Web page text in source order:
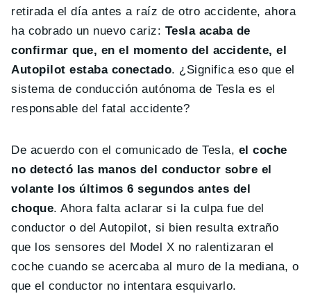
retirada el día antes a raíz de otro accidente, ahora
ha cobrado un nuevo cariz: Tesla acaba de
confirmar que, en el momento del accidente, el
Autopilot estaba conectado. ¿Significa eso que el
sistema de conducción autónoma de Tesla es el
responsable del fatal accidente?
De acuerdo con el comunicado de Tesla, el coche
no detectó las manos del conductor sobre el
volante los últimos 6 segundos antes del
choque. Ahora falta aclarar si la culpa fue del
conductor o del Autopilot, si bien resulta extraño
que los sensores del Model X no ralentizaran el
coche cuando se acercaba al muro de la mediana, o
que el conductor no intentara esquivarlo.